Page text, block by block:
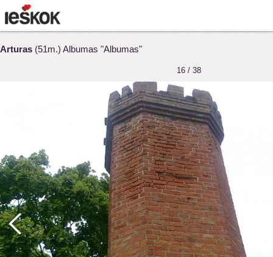
Arturas (51m.) Albumas "Albumas"
16 / 38